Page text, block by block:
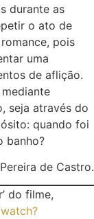
durante as
o ato de
pois
uma
de aflição.
seja através do
quando foi
banho?
de Castro.
do filme,